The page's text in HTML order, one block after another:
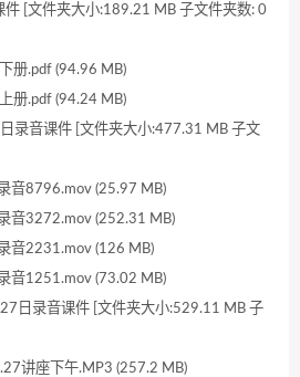
[文件夹大小:189.21 MB 子文件夹数: 0
册.pdf (94.96 MB)
册.pdf (94.24 MB)
录音课件 [文件夹大小:477.31 MB 子文
8796.mov (25.97 MB)
3272.mov (252.31 MB)
2231.mov (126 MB)
1251.mov (73.02 MB)
日录音课件 [文件夹大小:529.11 MB 子
讲座下午.MP3 (257.2 MB)